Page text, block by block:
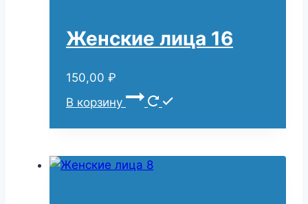
Женские лица 16
150,00 ₽
В корзину